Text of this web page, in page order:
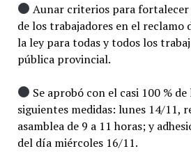
Aunar criterios para fortalecer
de los trabajadores en el reclamo
la ley para todas y todos los
pública provincial.
Se aprobó con el casi 100 %
siguientes medidas: lunes 14/11,
asamblea de 9 a 11 horas; y
del día miércoles 16/11.